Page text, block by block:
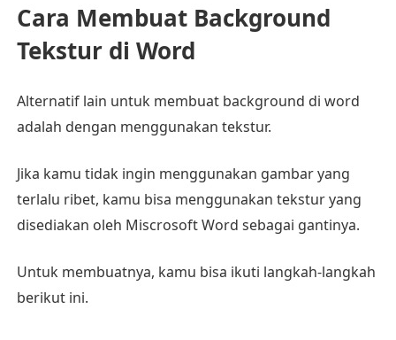
Cara Membuat Background
Tekstur di Word
Alternatif lain untuk membuat background di word
adalah dengan menggunakan tekstur.
Jika kamu tidak ingin menggunakan gambar yang
terlalu ribet, kamu bisa menggunakan tekstur yang
disediakan oleh Miscrosoft Word sebagai gantinya.
Untuk membuatnya, kamu bisa ikuti langkah-langkah
berikut ini.